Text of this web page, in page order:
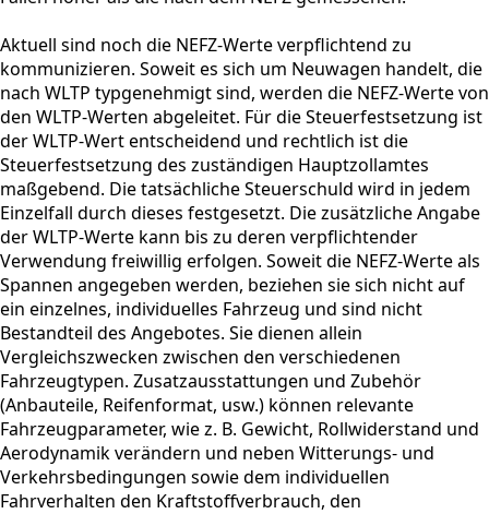
Aktuell sind noch die NEFZ-Werte verpflichtend zu
kommunizieren. Soweit es sich um Neuwagen handelt, die
nach WLTP typgenehmigt sind, werden die NEFZ-Werte von
den WLTP-Werten abgeleitet. Für die Steuerfestsetzung ist
der WLTP-Wert entscheidend und rechtlich ist die
Steuerfestsetzung des zuständigen Hauptzollamtes
maßgebend. Die tatsächliche Steuerschuld wird in jedem
Einzelfall durch dieses festgesetzt. Die zusätzliche Angabe
der WLTP-Werte kann bis zu deren verpflichtender
Verwendung freiwillig erfolgen. Soweit die NEFZ-Werte als
Spannen angegeben werden, beziehen sie sich nicht auf
ein einzelnes, individuelles Fahrzeug und sind nicht
Bestandteil des Angebotes. Sie dienen allein
Vergleichszwecken zwischen den verschiedenen
Fahrzeugtypen. Zusatzausstattungen und Zubehör
(Anbauteile, Reifenformat, usw.) können relevante
Fahrzeugparameter, wie z. B. Gewicht, Rollwiderstand und
Aerodynamik verändern und neben Witterungs- und
Verkehrsbedingungen sowie dem individuellen
Fahrverhalten den Kraftstoffverbrauch, den